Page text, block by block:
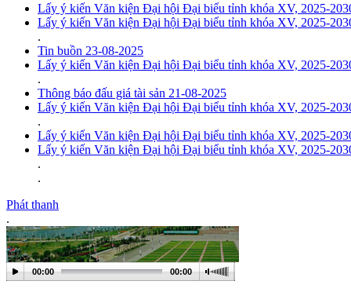
Lấy ý kiến Văn kiện Đại hội Đại biểu tỉnh khóa XV, 2025-
Lấy ý kiến Văn kiện Đại hội Đại biểu tỉnh khóa XV, 2025-
.
Tin buồn 23-08-2025
Lấy ý kiến Văn kiện Đại hội Đại biểu tỉnh khóa XV, 2025-
.
Thông báo đấu giá tài sản 21-08-2025
Lấy ý kiến Văn kiện Đại hội Đại biểu tỉnh khóa XV, 2025-
.
Lấy ý kiến Văn kiện Đại hội Đại biểu tỉnh khóa XV, 2025-
Lấy ý kiến Văn kiện Đại hội Đại biểu tỉnh khóa XV, 2025-
.
.
Phát thanh
.
00:00 00:00